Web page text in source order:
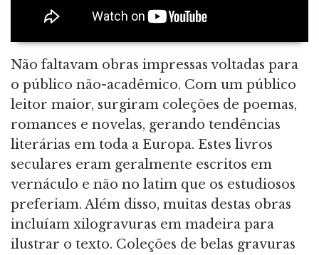
Não faltavam obras impressas voltadas para
o público não-acadêmico. Com um público
leitor maior, surgiram coleções de poemas,
romances e novelas, gerando tendências
literárias em toda a Europa. Estes livros
seculares eram geralmente escritos em
vernáculo e não no latim que os estudiosos
preferiam. Além disso, muitas destas obras
incluíam xilogravuras em madeira para
ilustrar o texto. Coleções de belas gravuras